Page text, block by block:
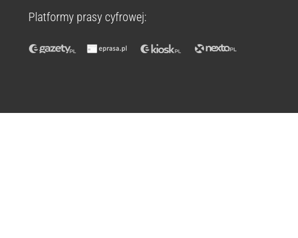
Platformy prasy cyfrowej: